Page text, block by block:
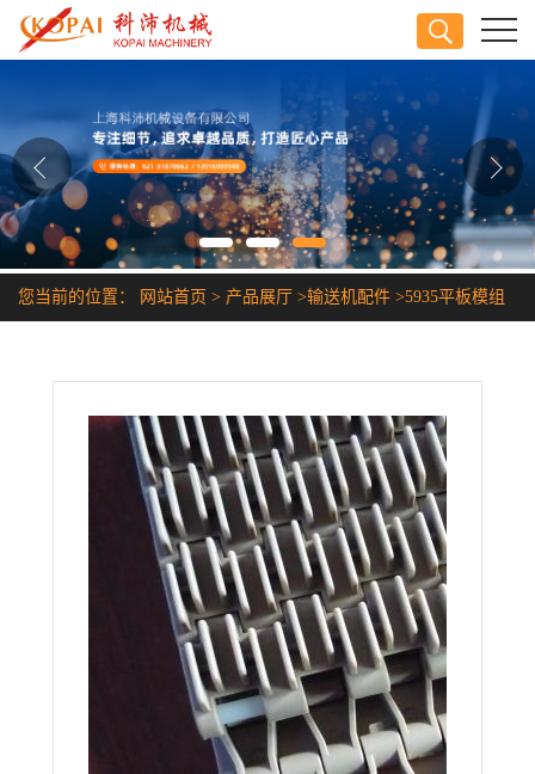
公司介绍
公司动态
产品展厅
证书荣誉
您当前的位置： 网站首页 > 产品展厅 >输送机配件 >5935平板模组